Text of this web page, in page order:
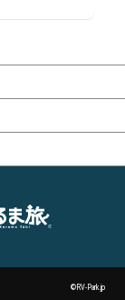
©RV-Park.jp